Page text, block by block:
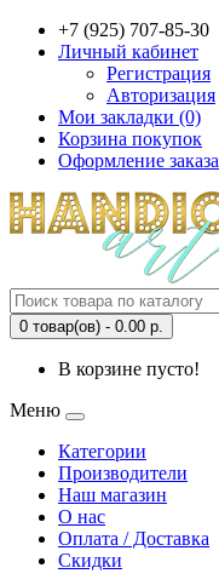
+7 (925) 707-85-30
Личный кабинет
Регистрация
Авторизация
Мои закладки (0)
Корзина покупок
Оформление заказа
0 товар(ов) - 0.00 р.
В корзине пусто!
Меню
Категории
Производители
Наш магазин
О нас
Оплата / Доставка
Скидки